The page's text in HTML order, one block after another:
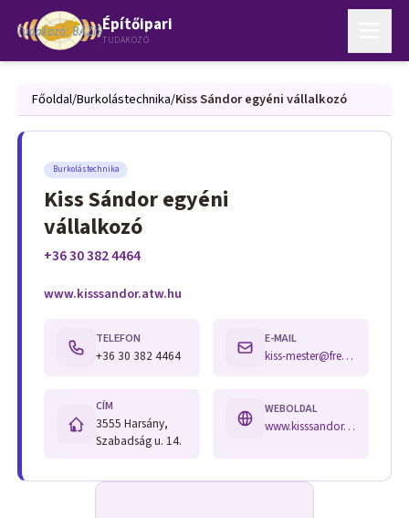
Építőipari
TUDAKOZÓ
Főoldal/Burkolástechnika/Kiss Sándor egyéni vállalkozó
Burkolástechnika
Kiss Sándor egyéni
vállalkozó
+36 30 382 4464
www.kisssandor.atw.hu
TELEFON
+36 30 382 4464
E-MAIL
kiss-mester@freemail.hu
CÍM
3555 Harsány,
Szabadság u. 14.
WEBOLDAL
www.kisssandor.atw.hu